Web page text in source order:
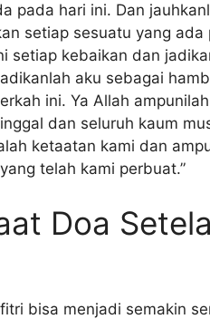
pada hari ini. Dan
setiap sesuatu yang
setiap kebaikan dan
aku sebagai
ini. Ya Allah
dan seluruh kaum
ketaatan kami dan
telah kami perbuat.”
Doa
bisa menjadi semakin